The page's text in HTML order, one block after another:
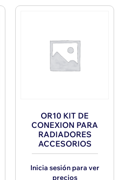
OR10 KIT DE
CONEXION PARA
RADIADORES
ACCESORIOS
Inicia sesión para ver
precios